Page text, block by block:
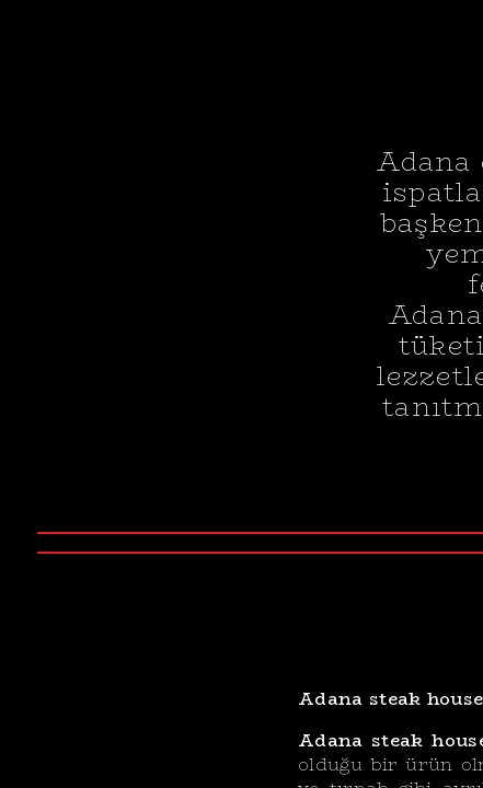
Adana steak house
Adana steak
olduğu bir ürün